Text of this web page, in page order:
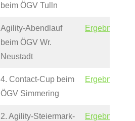
beim ÖGV Tulln
Agility-Abendlauf
beim ÖGV Wr.
Neustadt
Ergebnisse
4. Contact-Cup beim
ÖGV Simmering
Ergebnisse
2. Agility-Steiermark-
Ergebnisse